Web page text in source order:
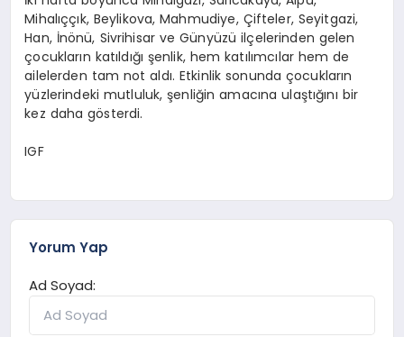
Mihalıççık, Beylikova, Mahmudiye, Çifteler, Seyitgazi,
Han, İnönü, Sivrihisar ve Günyüzü ilçelerinden gelen
çocukların katıldığı şenlik, hem katılımcılar hem de
ailelerden tam not aldı. Etkinlik sonunda çocukların
yüzlerindeki mutluluk, şenliğin amacına ulaştığını bir
kez daha gösterdi.
IGF
Yorum Yap
Ad Soyad: